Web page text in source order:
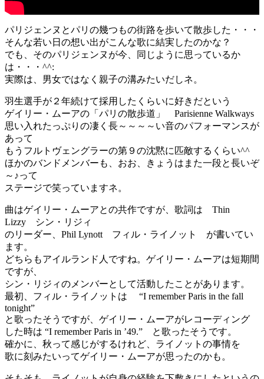
パリジェンヌとパリの幾つもの街路を歩いて散歩した・・・
そんな若い日の想い出がこんな歌に結実したのかな？
でも、そのパリジェンヌが今、同じように思っているか
は・・・^^:
実際は、男女ではなく親子の溝みたいだしネ。
羽生選手が２年続けて採用したくらいに好きだという
ゲイリー・ムーアの「パリの散歩道」 Parisienne Walkways
思い入れたっぷりの凄く長～～～～い音のパフォーマンスが
あって
もうフルトヴェングラーの第９の沈黙に匹敵するくらい^^
ほかのバンドメンバーも、おお、きょうはまた一段と長いぞ
～♪って
ステージで笑っていますネ。
曲はゲイリー・ムーアとの共作ですが、歌詞は Thin
Lizzy シン・リジィ
のリーダー、Phil Lynott フィル・ライノット が書いてい
ます。
どちらもアイルランド人ですね。ゲイリー・ムーアは短期間
ですが、
シン・リジィのメンバーとして活動したことがあります。
最初、フィル・ライノットは “I remember Paris in the fall
tonight”
と歌ったそうですが、ゲイリー・ムーアがレコーディング
した時は “I remember Paris in ’49.” と歌ったそうです。
確かに、秋って感じがするけれど、ライノットの事情を
歌に刻みたいってゲイリー・ムーアが思ったのかも。